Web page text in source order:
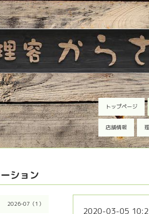
トップページ
店舗情報
2026-07（1）
ション
2020-03-05